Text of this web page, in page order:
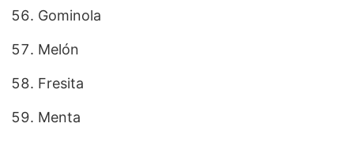
Gominola
Melón
Fresita
Menta